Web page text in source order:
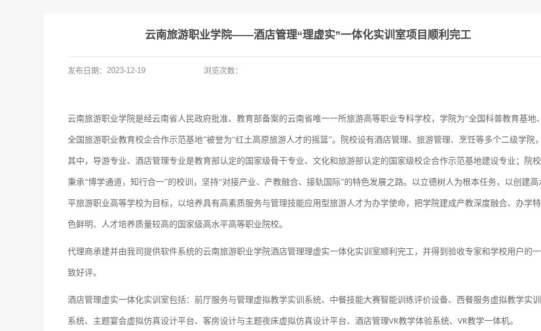
云南旅游职业学院——酒店管理“理虚实”一体化实训室项目顺利完工
发布日期： 2023-12-19 浏览次数：
云南旅游职业学院是经云南省人民政府批准、教育部备案的云南省唯一一所旅游高等职业专科学校，学院为“全国科普教育基地
全国旅游职业教育校企合作示范基地”被誉为“红土高原旅游人才的摇篮”。院校设有酒店管理、旅游管理、烹饪等多个二级学院
其中，导游专业、酒店管理专业是教育部认定的国家级骨干专业、文化和旅游部认定的国家级校企合作示范基地建设专业；院校
秉承“博学通道，知行合一”的校训，坚持“对接产业、产教融合、接轨国际”的特色发展之路。以立德树人为根本任务，以创建高
平旅游职业高等学校为目标，以培养具有高素质服务与管理技能应用型旅游人才为办学使命，把学院建成产教深度融合、办学特
色鲜明、人才培养质量较高的国家级高水平高等职业院校。
代理商承建并由我司提供软件系统的云南旅游职业学院酒店管理理虚实一体化实训室顺利完工，并得到验收专家和学校用户的一
致好评。
酒店管理虚实一体化实训室包括：前厅服务与管理虚拟教学实训系统、中餐技能大赛智能训练评价设备、西餐服务虚拟教学实训
系统、主题宴会虚拟仿真设计平台、客房设计与主题夜床虚拟仿真设计平台、酒店管理VR教学体验系统、 VR教学一体机。